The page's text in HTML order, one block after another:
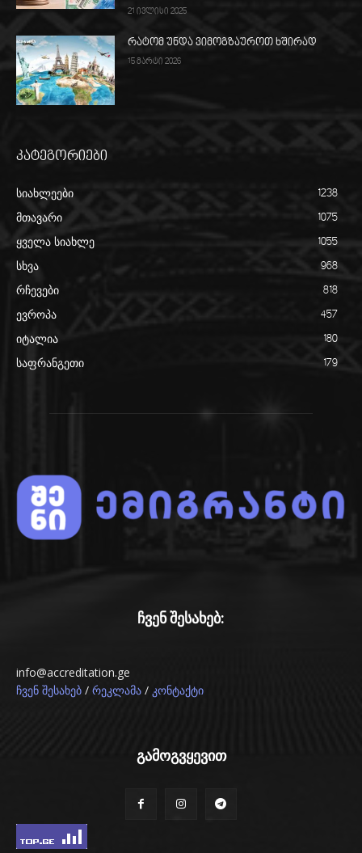
21 ივლისი 2025
რატომ უნდა ვიმოგზაუროთ ხშირად
15 მარტი 2026
კატეგორიები
სიახლეები 1238
მთავარი 1075
ყველა სიახლე 1055
სხვა 968
რჩევები 818
ევროპა 457
იტალია 180
საფრანგეთი 179
ჩვენ შესახებ:
info@accreditation.ge
ჩვენ შესახებ / რეკლამა / კონტაქტი
გამოგვყევით